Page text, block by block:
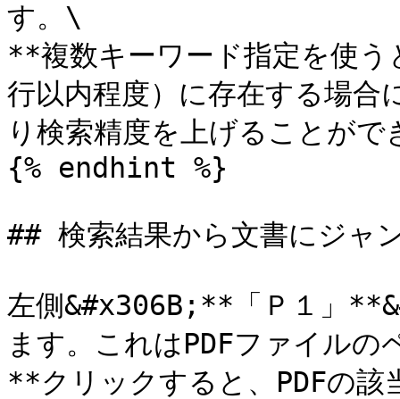
す。\
**複数キーワード指定を使う
行以内程度）に存在する場
り検索精度を上げることがで
{% endhint %}
## 検索結果から文書にジャ
左側&#x306B;**「Ｐ１」
ます。これはPDFファイル
**クリックすると、PDFの該